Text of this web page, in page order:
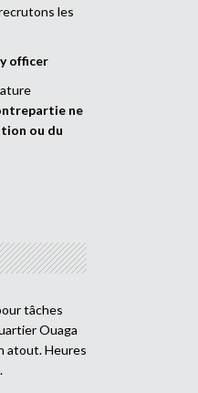
les
officer
ne
ou du
tâches
Ouaga
atout. Heures